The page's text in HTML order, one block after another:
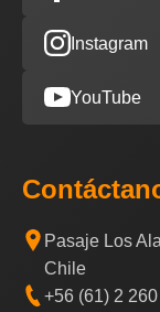
Instagram
YouTube
Pasaje Los
Chile
+56 (61) 2